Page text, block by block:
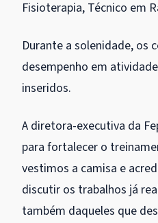
Fisioterapia, Técnico em
Durante a solenidade, os
desempenho em
inseridos.
A diretora-executiva da
para fortalecer o
vestimos a camisa e
discutir os trabalhos já
também daqueles que